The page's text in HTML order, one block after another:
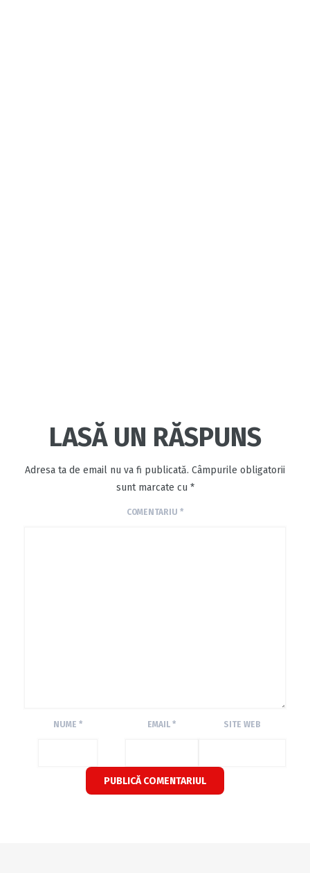
LASĂ UN RĂSPUNS
Adresa ta de email nu va fi publicată. Câmpurile obligatorii
sunt marcate cu *
COMENTARIU *
NUME * EMAIL* SITE WEB